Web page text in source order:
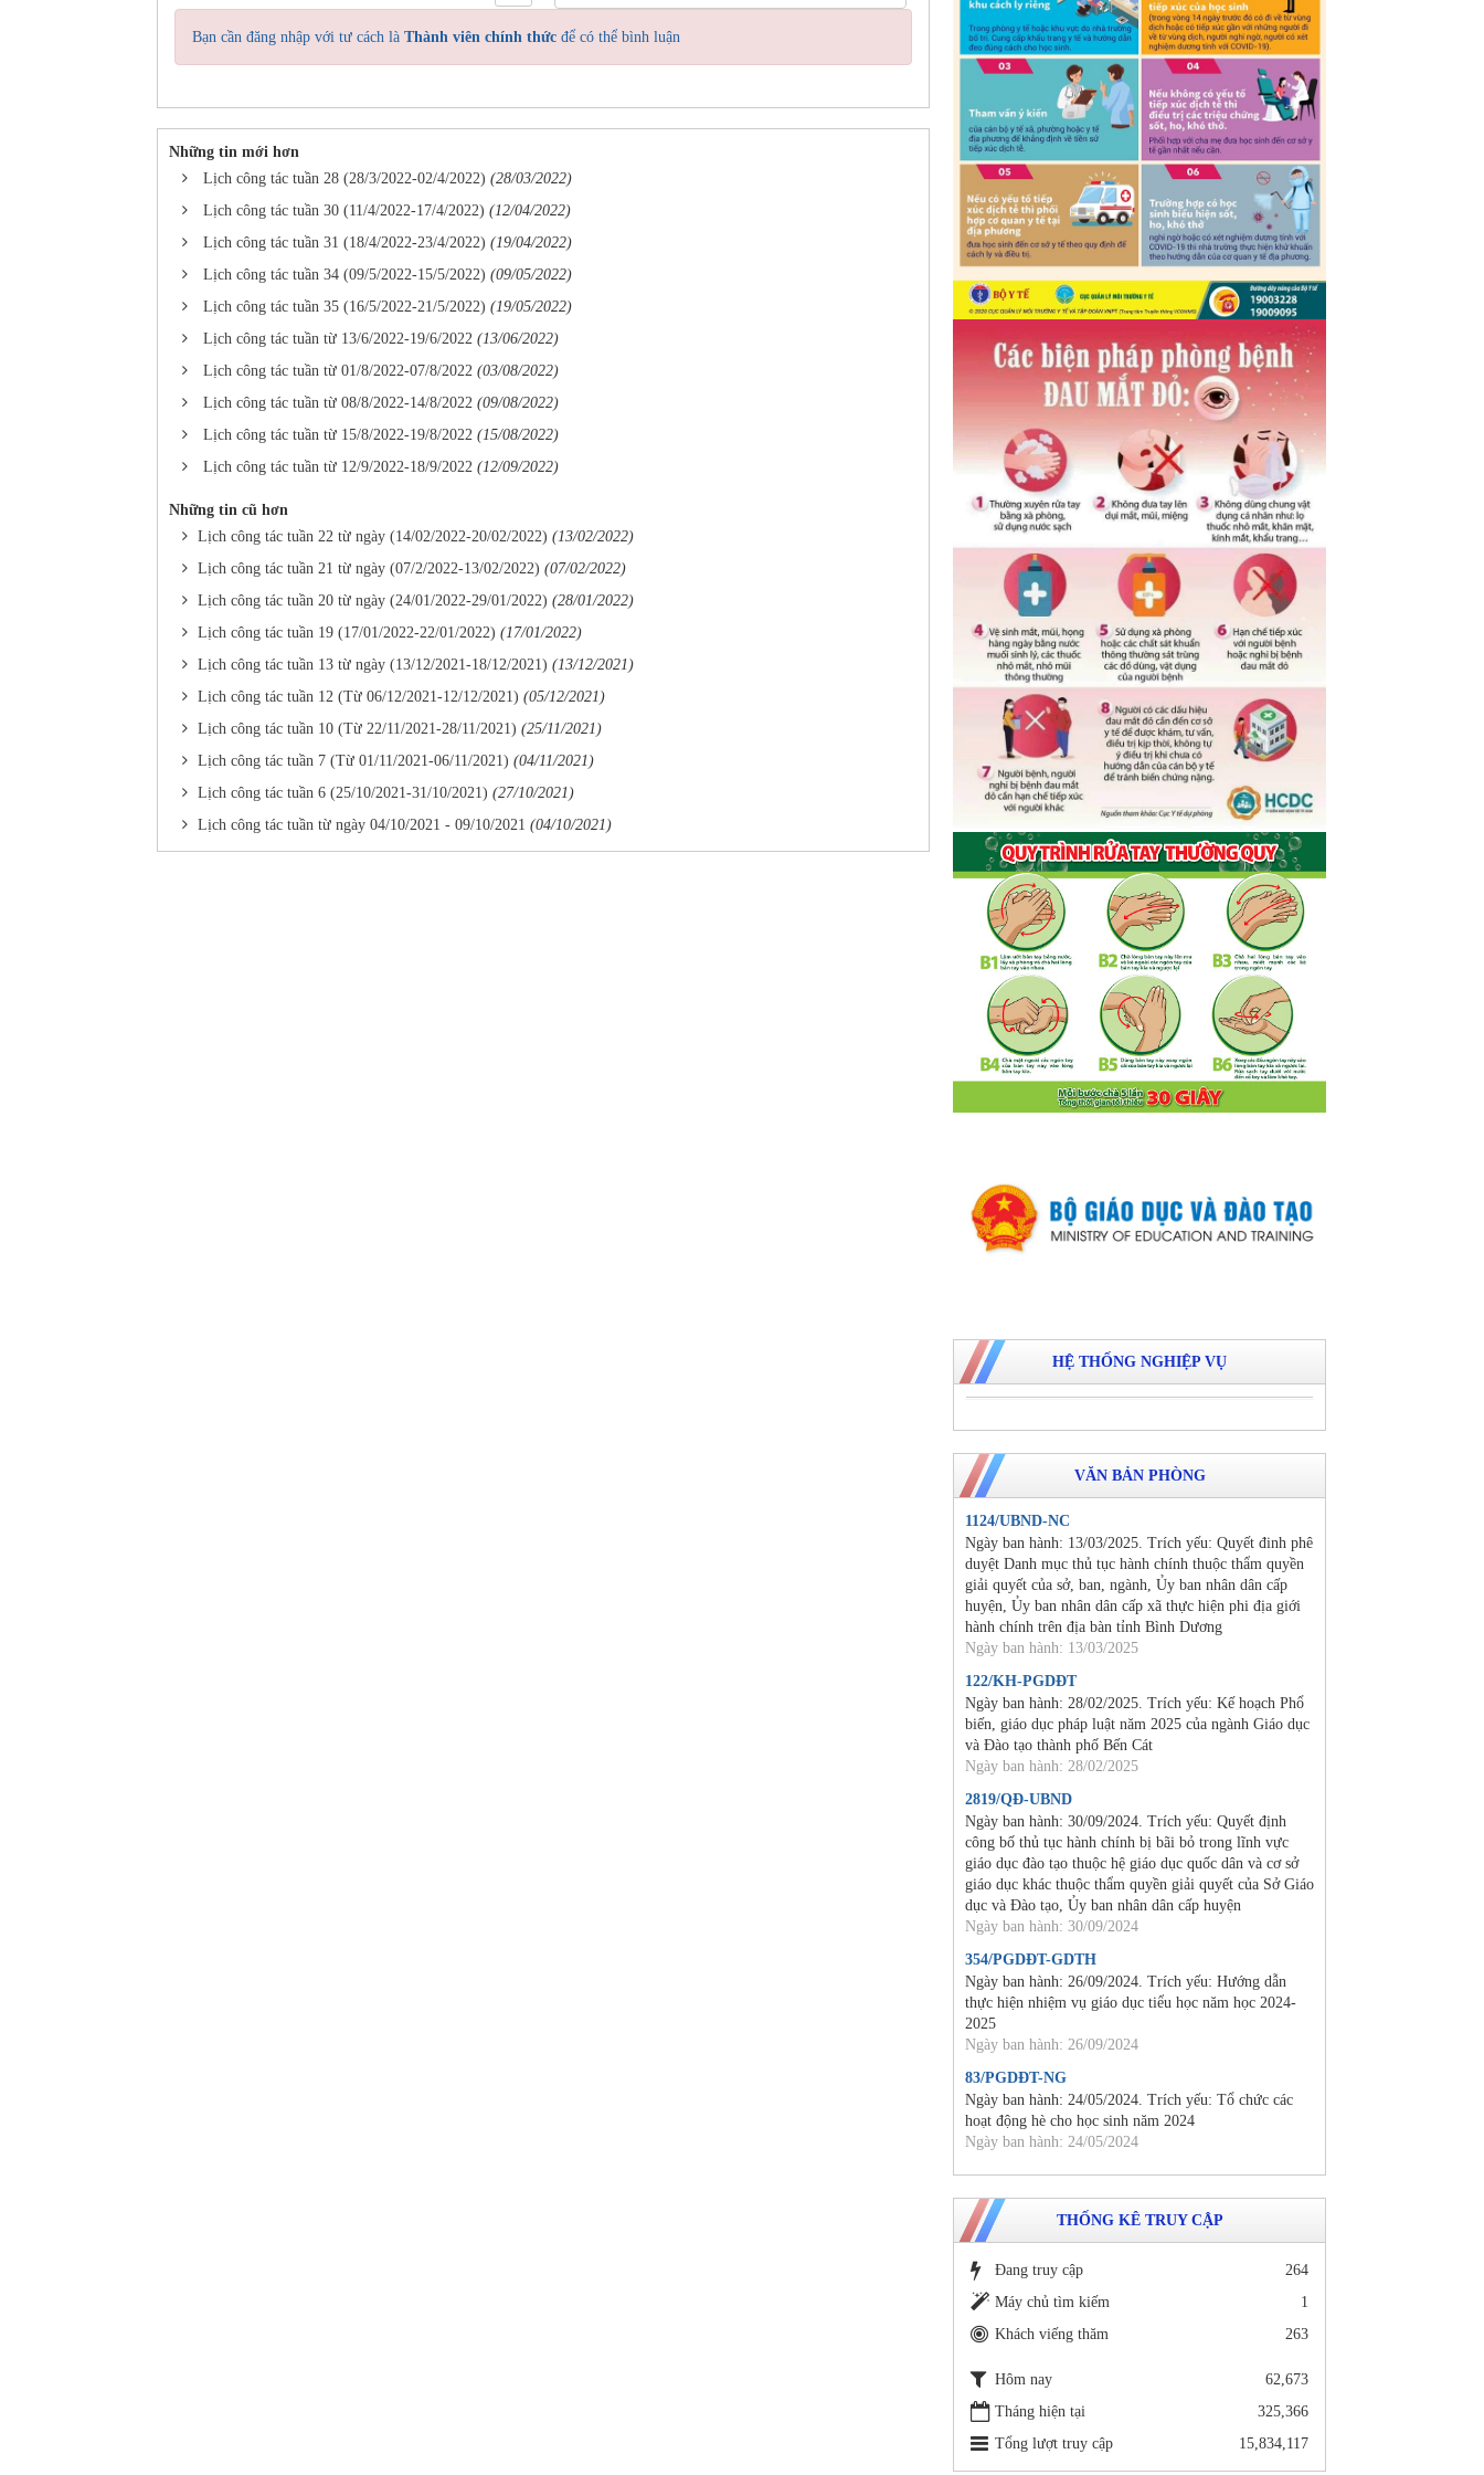
Bạn cần đăng nhập với tư cách là Thành viên chính thức để có thể bình luận
Những tin mới hơn
Lịch công tác tuần 28 (28/3/2022-02/4/2022) (28/03/2022)
Lịch công tác tuần 30 (11/4/2022-17/4/2022) (12/04/2022)
Lịch công tác tuần 31 (18/4/2022-23/4/2022) (19/04/2022)
Lịch công tác tuần 34 (09/5/2022-15/5/2022) (09/05/2022)
Lịch công tác tuần 35 (16/5/2022-21/5/2022) (19/05/2022)
Lịch công tác tuần từ 13/6/2022-19/6/2022 (13/06/2022)
Lịch công tác tuần từ 01/8/2022-07/8/2022 (03/08/2022)
Lịch công tác tuần từ 08/8/2022-14/8/2022 (09/08/2022)
Lịch công tác tuần từ 15/8/2022-19/8/2022 (15/08/2022)
Lịch công tác tuần từ 12/9/2022-18/9/2022 (12/09/2022)
Những tin cũ hơn
Lịch công tác tuần 22 từ ngày (14/02/2022-20/02/2022) (13/02/2022)
Lịch công tác tuần 21 từ ngày (07/2/2022-13/02/2022) (07/02/2022)
Lịch công tác tuần 20 từ ngày (24/01/2022-29/01/2022) (28/01/2022)
Lịch công tác tuần 19 (17/01/2022-22/01/2022) (17/01/2022)
Lịch công tác tuần 13 từ ngày (13/12/2021-18/12/2021) (13/12/2021)
Lịch công tác tuần 12 (Từ 06/12/2021-12/12/2021) (05/12/2021)
Lịch công tác tuần 10 (Từ 22/11/2021-28/11/2021) (25/11/2021)
Lịch công tác tuần 7 (Từ 01/11/2021-06/11/2021) (04/11/2021)
Lịch công tác tuần 6 (25/10/2021-31/10/2021) (27/10/2021)
Lịch công tác tuần từ ngày 04/10/2021 - 09/10/2021 (04/10/2021)
HỆ THỐNG NGHIỆP VỤ
VĂN BẢN PHÒNG
1124/UBND-NC
Ngày ban hành: 13/03/2025. Trích yếu: Quyết đinh phê
duyệt Danh mục thủ tục hành chính thuộc thẩm quyền
giải quyết của sở, ban, ngành, Ủy ban nhân dân cấp
huyện, Ủy ban nhân dân cấp xã thực hiện phi địa giới
hành chính trên địa bàn tỉnh Bình Dương
Ngày ban hành: 13/03/2025
122/KH-PGDĐT
Ngày ban hành: 28/02/2025. Trích yếu: Kế hoạch Phổ
biến, giáo dục pháp luật năm 2025 của ngành Giáo dục
và Đào tạo thành phố Bến Cát
Ngày ban hành: 28/02/2025
2819/QĐ-UBND
Ngày ban hành: 30/09/2024. Trích yếu: Quyết định
công bố thủ tục hành chính bị bãi bỏ trong lĩnh vực
giáo dục đào tạo thuộc hệ giáo dục quốc dân và cơ sở
giáo dục khác thuộc thẩm quyền giải quyết của Sở Giáo
dục và Đào tạo, Ủy ban nhân dân cấp huyện
Ngày ban hành: 30/09/2024
354/PGDĐT-GDTH
Ngày ban hành: 26/09/2024. Trích yếu: Hướng dẫn
thực hiện nhiệm vụ giáo dục tiểu học năm học 2024-
2025
Ngày ban hành: 26/09/2024
83/PGDĐT-NG
Ngày ban hành: 24/05/2024. Trích yếu: Tổ chức các
hoạt động hè cho học sinh năm 2024
Ngày ban hành: 24/05/2024
THỐNG KÊ TRUY CẬP
Đang truy cập
264
Máy chủ tìm kiếm
1
Khách viếng thăm
263
Hôm nay
62,673
Tháng hiện tại
325,366
Tổng lượt truy cập
15,834,117